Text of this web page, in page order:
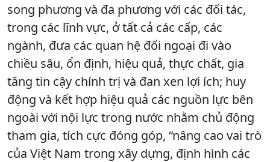
song phương và đa phương với các đối tác,
trong các lĩnh vực, ở tất cả các cấp, các
ngành, đưa các quan hệ đối ngoại đi vào
chiều sâu, ổn định, hiệu quả, thực chất, gia
tăng tin cậy chính trị và đan xen lợi ích; huy
động và kết hợp hiệu quả các nguồn lực bên
ngoài với nội lực trong nước nhằm chủ động
tham gia, tích cực đóng góp, “nâng cao vai trò
của Việt Nam trong xây dựng, định hình các